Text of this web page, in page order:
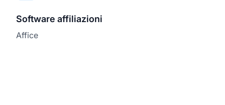
Software affiliazioni
Affice